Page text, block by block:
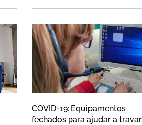
encerra
COVID-19:
COVID-19: Equipamentos
fechados para ajudar a